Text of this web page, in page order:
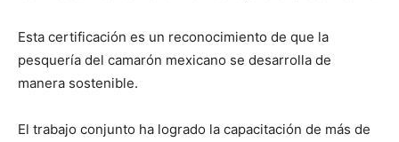
Esta certificación es un reconocimiento de que la
pesquería del camarón mexicano se desarrolla de
manera sostenible.
El trabajo conjunto ha logrado la capacitación de más de